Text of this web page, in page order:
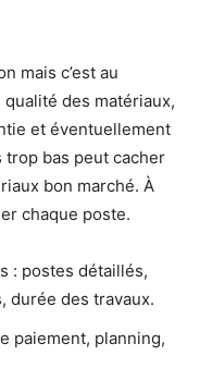
mais c’est au
des matériaux,
et éventuellement
trop bas peut cacher
bon marché. À
chaque poste.
: postes détaillés,
durée des travaux.
paiement, planning,